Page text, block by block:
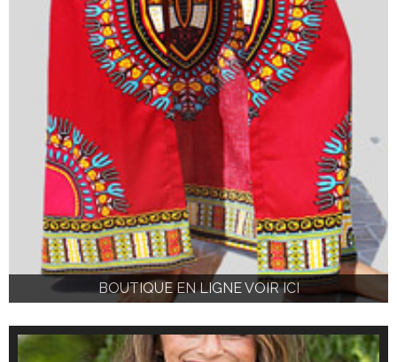
BOUTIQUE EN LIGNE VOIR ICI